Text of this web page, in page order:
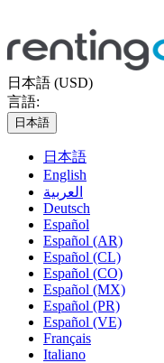
日本語 (USD)
言語:
日本語
日本語
English
العربية
Deutsch
Español
Español (AR)
Español (CL)
Español (CO)
Español (MX)
Español (PR)
Español (VE)
Français
Italiano